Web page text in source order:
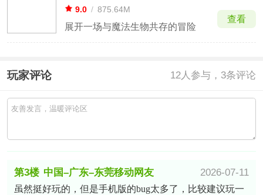
9.0 / 875.64M
展开一场与魔法生物共存的冒险
查看
玩家评论 12 人参与，3条评论
第3楼 中国–广东–东莞移动网友 2026-07-11
虽然挺好玩的，但是手机版的bug太多了，比较建议玩一